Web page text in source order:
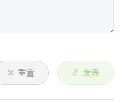
重置 发表